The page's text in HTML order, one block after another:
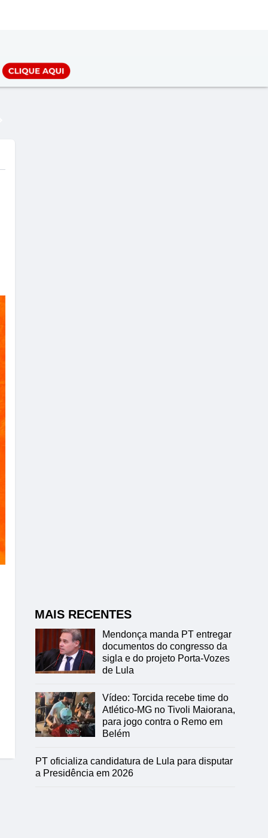
MAIS RECENTES
Mendonça manda PT entregar
documentos do congresso da
sigla e do projeto Porta-Vozes
de Lula
Vídeo: Torcida recebe time do
Atlético-MG no Tivoli Maiorana,
para jogo contra o Remo em
Belém
PT oficializa candidatura de Lula para disputar
a Presidência em 2026